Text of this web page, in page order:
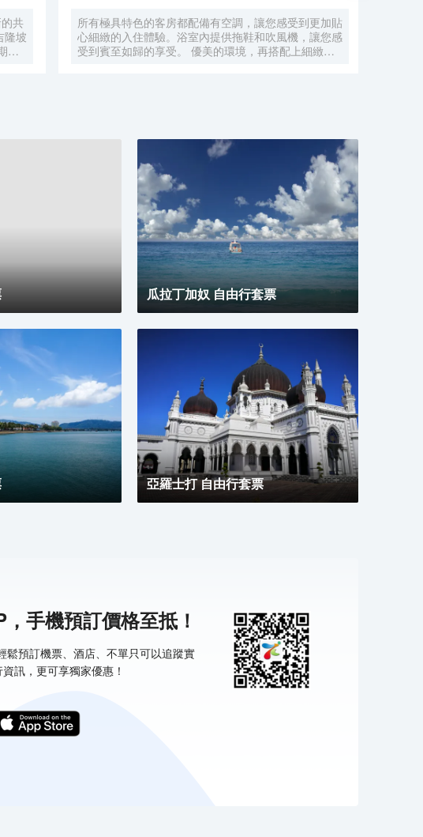
共
隆坡
待
所有極具特色的客房都配備有空調，讓您感受到更加貼
心細緻的入住體驗。浴室內提供拖鞋和吹風機，讓您感
受到賓至如歸的享受。 優美的環境，再搭配上細緻周
瓜拉丁加奴 自由行套票
亞羅士打 自由行套票
手機預訂價格至抵！
鬆預訂機票、酒店、不單只可以追蹤實
訊，更可享獨家優惠！